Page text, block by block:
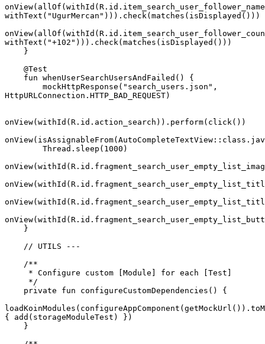
withText("UgurMercan"))).check(matches(isDisplayed()))
withText("+102"))).check(matches(isDisplayed()))
    }
    @Test
    fun whenUserSearchUsersAndFailed() {
HttpURLConnection.HTTP_BAD_REQUEST)
onView(withId(R.id.action_search)).perform(click())
        Thread.sleep(1000)
    }
    // UTILS ---
    /**
     * Configure custom [Module] for each [Test]
     */
    private fun configureCustomDependencies() {
{ add(storageModuleTest) })
    }